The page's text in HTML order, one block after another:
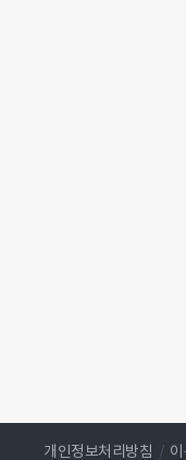
개인정보처리방침 /